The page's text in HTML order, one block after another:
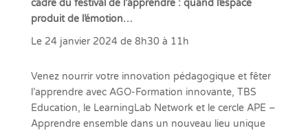
cadre du festival de l’apprendre : quand l’espace
produit de l’émotion…
Le 24 janvier 2024 de 8h30 à 11h
Venez nourrir votre innovation pédagogique et fêter
l’apprendre avec AGO-Formation innovante, TBS
Education, le LearningLab Network et le cercle APE –
Apprendre ensemble dans un nouveau lieu unique